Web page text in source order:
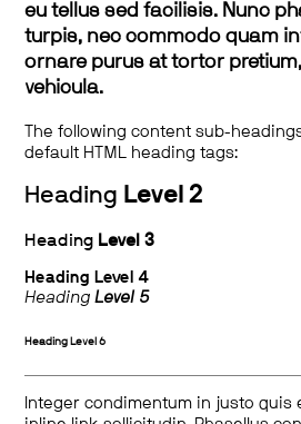
eu tellus sed facilisis. Nunc
turpis, nec commodo quam
ornare purus at tortor
vehicula.
The following content sub-
default HTML heading tags:
Heading Level 2
Heading Level 3
Heading Level 4
HeadingLevel 5
Heading Level 6
Integer condimentum in justo quis